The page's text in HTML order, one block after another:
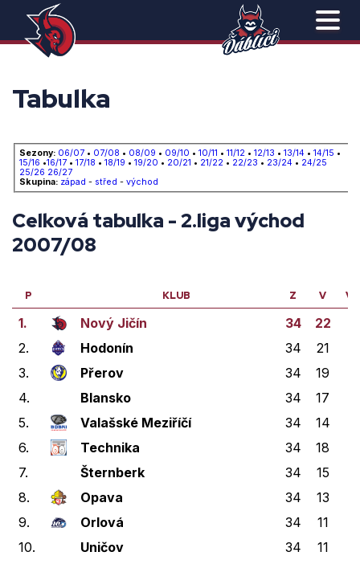
Tabulka
Sezony: 06/07 • 07/08 • 08/09 • 09/10 • 10/11 • 11/12 • 12/13 • 13/14 • 14/15 •
15/16 •16/17 • 17/18 • 18/19 • 19/20 • 20/21 • 21/22 • 22/23 • 23/24 • 24/25
25/26 26/27
Skupina: západ - střed - východ
Celková tabulka - 2.liga východ
2007/08
P KLUB Z V VP
1. Nový Jičín 34 22
2.
Hodonín 34 21
3.
Přerov 34 19
4.
Blansko 34 17
5.
Valašské Meziříčí 34 14
6.
Technika 34 18
7.
Šternberk 34 15
8.
Opava 34 13
9.
Orlová 34 11
10.
Uničov 34 11